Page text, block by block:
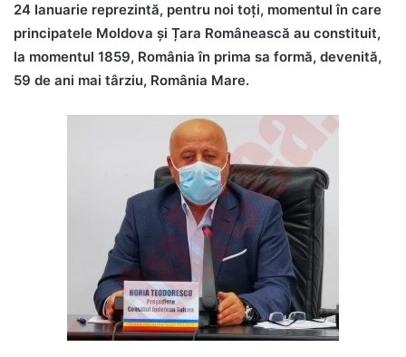
24 Ianuarie reprezintă, pentru noi toți, momentul în care
principatele Moldova și Țara Românească au constituit,
la momentul 1859, România în prima sa formă, devenită,
59 de ani mai târziu, România Mare.